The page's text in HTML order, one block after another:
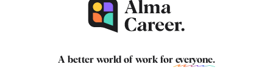
A better world of work for everyone.